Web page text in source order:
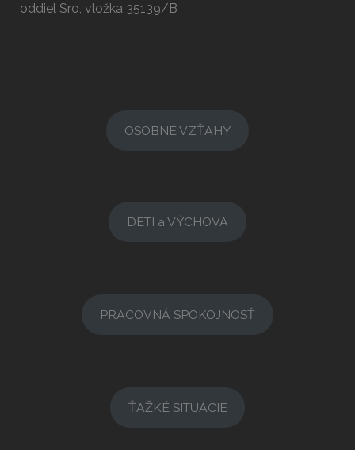
oddiel Sro, vložka 35139/B
OSOBNÉ VZŤAHY
DETI a VÝCHOVA
PRACOVNÁ SPOKOJNOSŤ
ŤAŽKÉ SITUÁCIE